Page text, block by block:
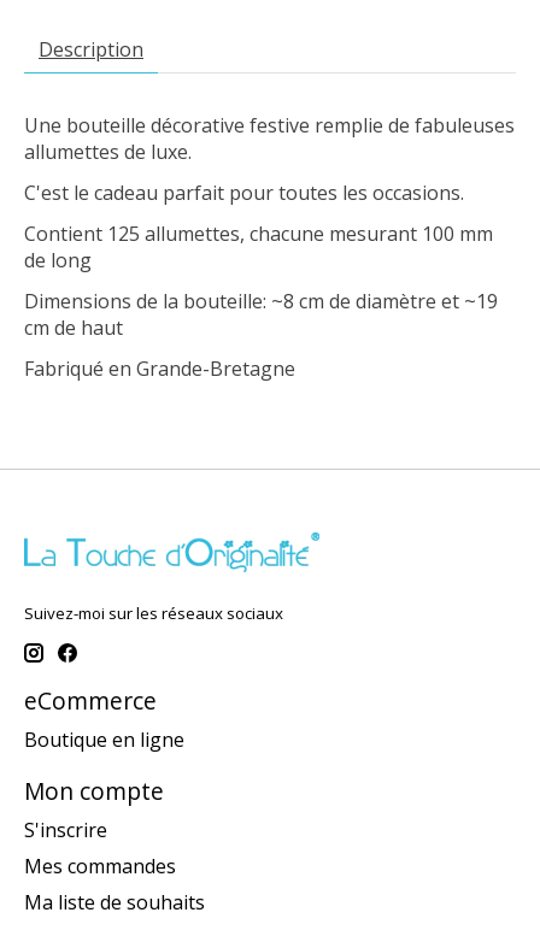
Description
Une bouteille décorative festive remplie de fabuleuses
allumettes de luxe.
C'est le cadeau parfait pour toutes les occasions.
Contient 125 allumettes, chacune mesurant 100 mm
de long
Dimensions de la bouteille: ~8 cm de diamètre et ~19
cm de haut
Fabriqué en Grande-Bretagne
Suivez-moi sur les réseaux sociaux
eCommerce
Boutique en ligne
Mon compte
S'inscrire
Mes commandes
Ma liste de souhaits